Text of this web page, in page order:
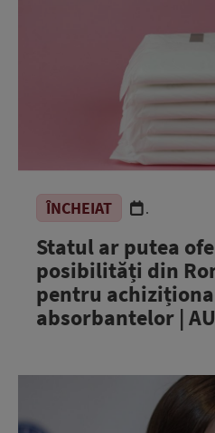
ÎNCHEIAT .
Statul ar putea
posibilități din
pentru
absorbantelor |